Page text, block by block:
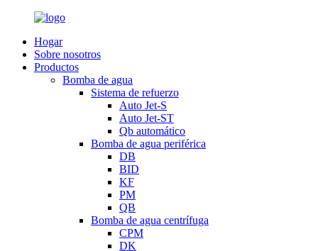
Hogar
Sobre nosotros
Productos
Bomba de agua
Sistema de refuerzo
Auto Jet-S
Auto Jet-ST
Qb automático
Bomba de agua periférica
DB
BID
KF
PM
QB
Bomba de agua centrífuga
CPM
DK